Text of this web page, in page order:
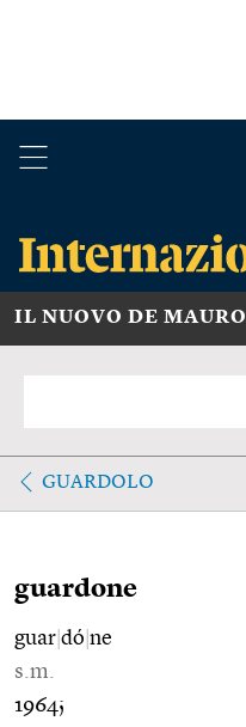
IL NUOVO DE MAURO
GUARDOLO
guardone
guar dó ne
s.m.
1964;